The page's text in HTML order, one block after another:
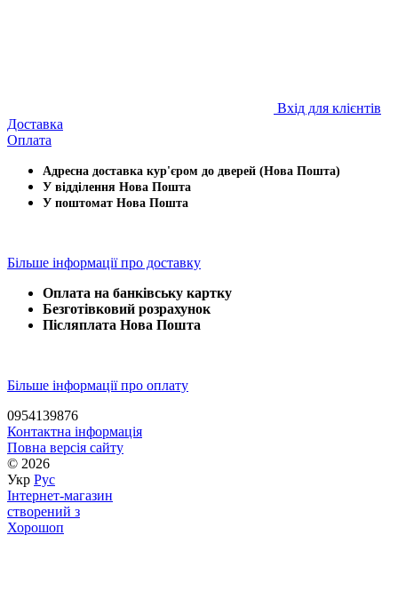
Вхід для клієнтів
Доставка
Оплата
Адресна доставка кур'єром до дверей (Нова Пошта)
У відділення Нова Пошта
У поштомат Нова Пошта
Більше інформації про доставку
Оплата на банківську картку
Безготівковий розрахунок
Післяплата Нова Пошта
Більше інформації про оплату
0954139876
Контактна інформація
Повна версія сайту
© 2026
Укр Рус
Інтернет-магазин
створений з
Хорошоп